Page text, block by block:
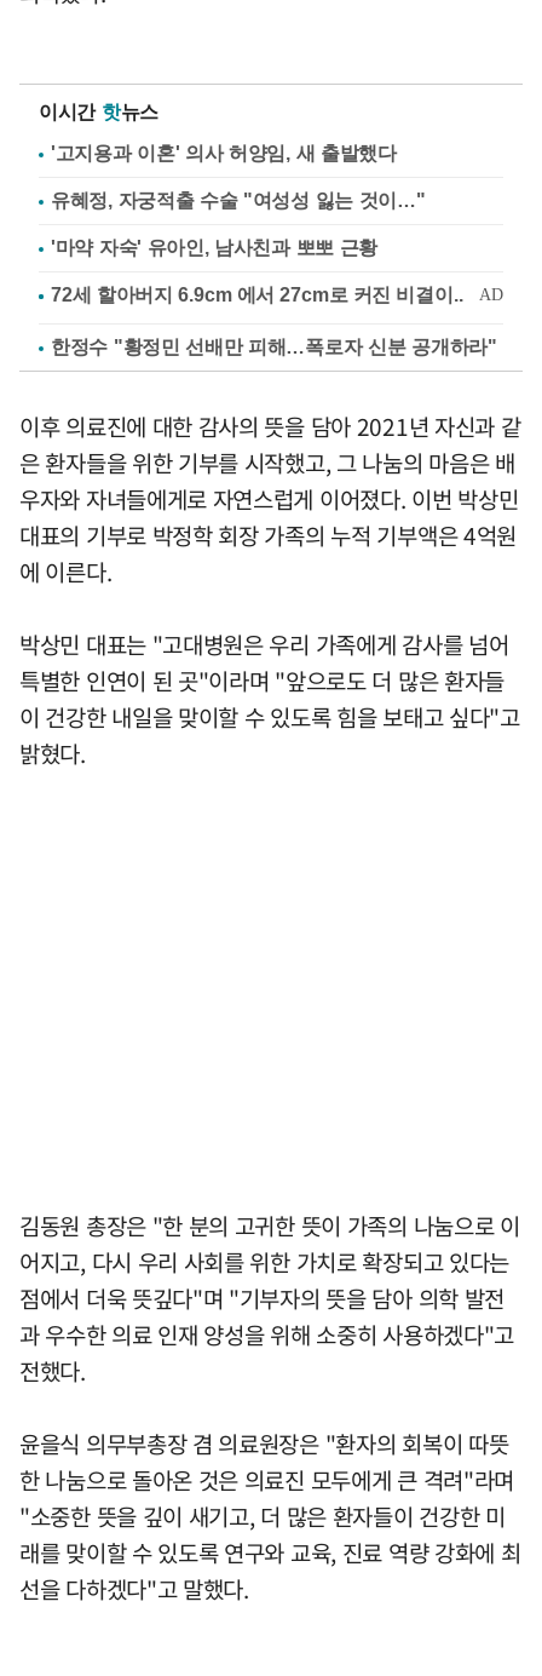
이시간 핫뉴스
'고지용과 이혼' 의사 허양임, 새 출발했다
유혜정, 자궁적출 수술 "여성성 잃는 것이…"
'마약 자숙' 유아인, 남사친과 뽀뽀 근황
한정수 "황정민 선배만 피해…폭로자 신분 공개하라"
이후 의료진에 대한 감사의 뜻을 담아 2021년 자신과 같
은 환자들을 위한 기부를 시작했고, 그 나눔의 마음은 배
우자와 자녀들에게로 자연스럽게 이어졌다. 이번 박상민
대표의 기부로 박정학 회장 가족의 누적 기부액은 4억원
에 이른다.
박상민 대표는 "고대병원은 우리 가족에게 감사를 넘어
특별한 인연이 된 곳"이라며 "앞으로도 더 많은 환자들
이 건강한 내일을 맞이할 수 있도록 힘을 보태고 싶다"고
밝혔다.
김동원 총장은 "한 분의 고귀한 뜻이 가족의 나눔으로 이
어지고, 다시 우리 사회를 위한 가치로 확장되고 있다는
점에서 더욱 뜻깊다"며 "기부자의 뜻을 담아 의학 발전
과 우수한 의료 인재 양성을 위해 소중히 사용하겠다"고
전했다.
윤을식 의무부총장 겸 의료원장은 "환자의 회복이 따뜻
한 나눔으로 돌아온 것은 의료진 모두에게 큰 격려"라며
"소중한 뜻을 깊이 새기고, 더 많은 환자들이 건강한 미
래를 맞이할 수 있도록 연구와 교육, 진료 역량 강화에 최
선을 다하겠다"고 말했다.